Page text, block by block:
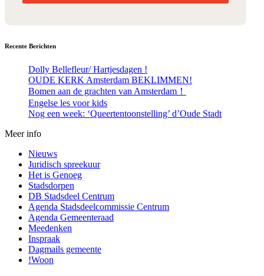
Recente Berichten
Dolly Bellefleur/ Hartjesdagen !
OUDE KERK Amsterdam BEKLIMMEN!
Bomen aan de grachten van Amsterdam！
Engelse les voor kids
Nog een week: ‘Queertentoonstelling’ d’Oude Stadt
Meer info
Nieuws
Juridisch spreekuur
Het is Genoeg
Stadsdorpen
DB Stadsdeel Centrum
Agenda Stadsdeelcommissie Centrum
Agenda Gemeenteraad
Meedenken
Inspraak
Dagmails gemeente
!Woon